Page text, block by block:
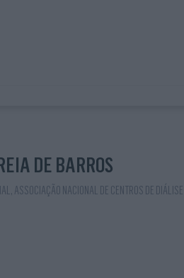
DE BARROS
ASSOCIAÇÃO NACIONAL DE CENTROS DE DIÁLISE